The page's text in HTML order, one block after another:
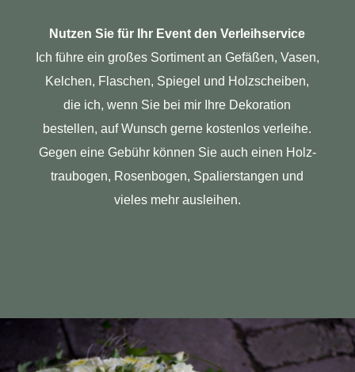
Nutzen Sie für Ihr Event den Verleihservice
Ich führe ein großes Sor­ti­ment an Gefäßen, Vasen,
Kel­chen, Fla­schen, Spiegel und Holz­scheiben,
die ich, wenn Sie bei mir Ihre Deko­ra­tion
bestellen, auf Wunsch gerne kos­tenlos ver­leihe.
Gegen eine Gebühr können Sie auch einen Holz­
trau­bogen, Rosen­bogen, Spa­lier­stangen und
vieles mehr ausleihen.